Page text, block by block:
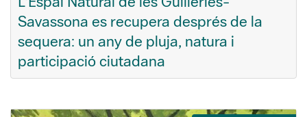
Savassona es recupera després de la
sequera: un any de pluja, natura i
participació ciutadana